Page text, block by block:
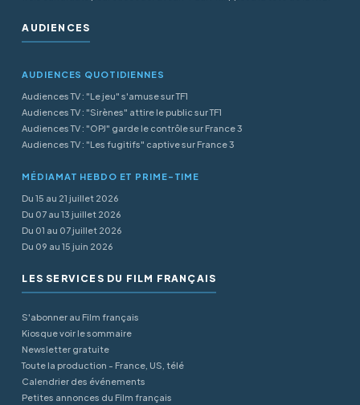
AUDIENCES
AUDIENCES QUOTIDIENNES
Audiences TV : "Le jeu" s'amuse sur TF1
Audiences TV : "Sirènes" attire le public sur TF1
Audiences TV : "OPJ" garde le contrôle sur France 3
Audiences TV : "Les fugitifs" captive sur France 3
MÉDIAMAT HEBDO ET PRIME-TIME
Du 15 au 21 juillet 2026
Du 07 au 13 juillet 2026
Du 01 au 07 juillet 2026
Du 09 au 15 juin 2026
LES SERVICES DU FILM FRANÇAIS
S'abonner au Film français
Kiosque voir le sommaire
Newsletter gratuite
Toute la production - France, US, télé
Calendrier des événements
Petites annonces du Film français